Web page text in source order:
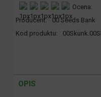
Ocena:
Producent: 00 Seeds Bank
Kod produktu:
OPIS